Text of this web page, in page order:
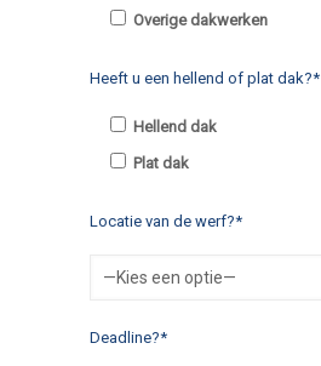
Overige dakwerken
Heeft u een hellend of plat dak?*
Hellend dak
Plat dak
Locatie van de werf?*
Deadline?*